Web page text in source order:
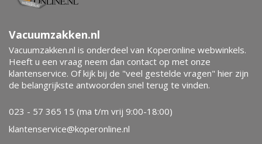
Vacuumzakken.nl
Vacuumzakken.nl is onderdeel van Koperonline webwinkels.
Heeft u een vraag neem dan contact op met onze
klantenservice. Of kijk bij de "veel gestelde vragen" hier zijn
de belangrijkste antwoorden snel terug te vinden.
023 - 57 365 15 (ma t/m vrij 9:00-18:00)
klantenservice@koperonline.nl